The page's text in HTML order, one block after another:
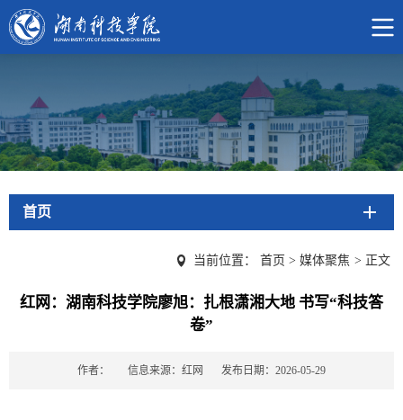
首页
当前位置： 首页 > 媒体聚焦 > 正文
红网：湖南科技学院廖旭：扎根潇湘大地 书写“科技答
卷”
作者： 信息来源：红网 发布日期：2026-05-29